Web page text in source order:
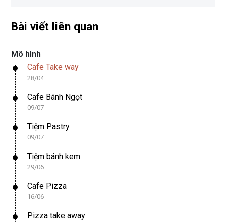
Bài viết liên quan
Mô hình
Cafe Take way
28/04
Cafe Bánh Ngọt
09/07
Tiệm Pastry
09/07
Tiệm bánh kem
29/06
Cafe Pizza
16/06
Pizza take away